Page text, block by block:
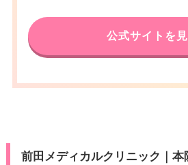
公式サイトを
前田メディカルクリニック｜本